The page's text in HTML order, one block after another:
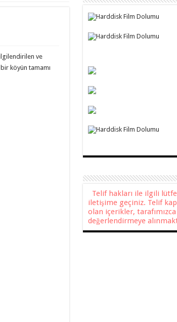
ve
köyün tamamı
Telif hakları ile ilgili
iletişime geçiniz. Telif
olan içerikler,
değerlendirmeye